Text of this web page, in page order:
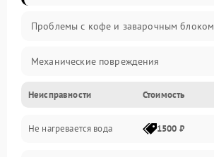
Проблемы с кофе и заварочным блоком
Механические повреждения
Прочие неисправности
Включение и работа
Неисправности Стоимость
Не нагревается вода 1500 ₽